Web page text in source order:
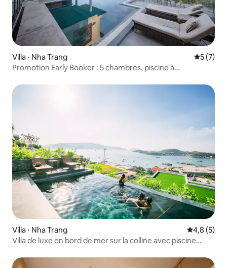
Villa ⋅ Nha Trang
5 (7)
Promotion Early Booker : 5 chambres, piscine à
Villa ⋅ Nha Trang Évaluation
4,8 (5)
Villa de luxe en bord de mer sur la colline avec piscine